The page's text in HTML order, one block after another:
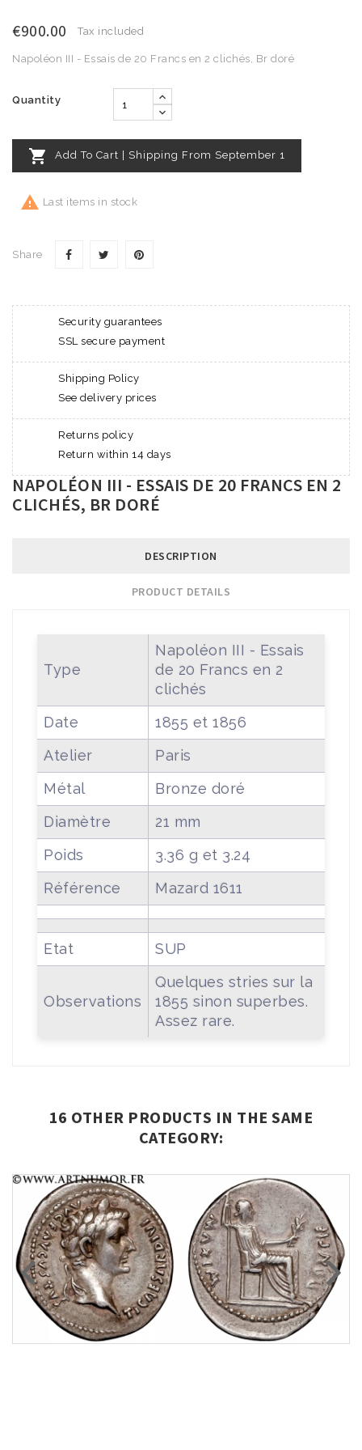
€900.00 Tax included
Napoléon III - Essais de 20 Francs en 2 clichés, Br doré
Quantity
 Add To Cart | Shipping From September 1
 Last items in stock
Share
Security guarantees
SSL secure payment
Shipping Policy
See delivery prices
Returns policy
Return within 14 days
NAPOLÉON III - ESSAIS DE 20 FRANCS EN 2
CLICHÉS, BR DORÉ
DESCRIPTION
PRODUCT DETAILS
Type
Napoléon III - Essais
de 20 Francs en 2
clichés
Date
1855 et 1856
Atelier
Paris
Métal
Bronze doré
Diamètre
21 mm
Poids
3.36 g et 3.24
Référence
Mazard 1611
Etat SUP
Observations
Quelques stries sur la
1855 sinon superbes.
Assez rare.
16 OTHER PRODUCTS IN THE SAME
CATEGORY: